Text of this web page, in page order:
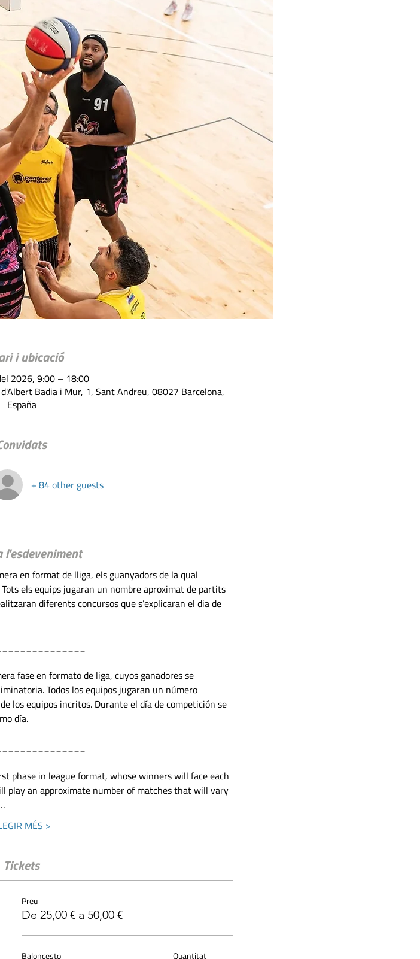
i ubicació
2026, 9:00 – 18:00
Badia i Mur, 1, Sant Andreu, 08027 Barcelona,
España
+ 84 other guests
l'esdeveniment
en format de lliga, els guanyadors de la qual
els equips jugaran un nombre aproximat de partits
diferents concursos que s’explicaran el dia de
fase en formato de liga, cuyos ganadores se
Todos los equipos jugaran un número
los equipos incritos. Durante el día de competición se
día.
phase in league format, whose winners will face each
play an approximate number of matches that will vary
MÉS >
Tickets
Preu
De 25,00 € a 50,00 €
Baloncesto Quantitat